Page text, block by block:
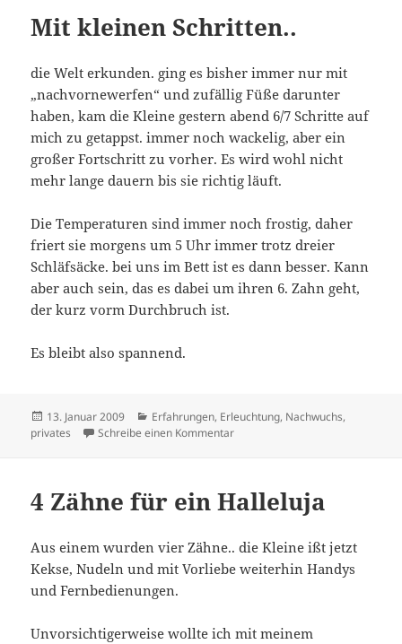
Mit kleinen Schritten..
die Welt erkunden. ging es bisher immer nur mit
„nachvornewerfen“ und zufällig Füße darunter
haben, kam die Kleine gestern abend 6/7 Schritte auf
mich zu getappst. immer noch wackelig, aber ein
großer Fortschritt zu vorher. Es wird wohl nicht
mehr lange dauern bis sie richtig läuft.
Die Temperaturen sind immer noch frostig, daher
friert sie morgens um 5 Uhr immer trotz dreier
Schläfsäcke. bei uns im Bett ist es dann besser. Kann
aber auch sein, das es dabei um ihren 6. Zahn geht,
der kurz vorm Durchbruch ist.
Es bleibt also spannend.
Veröffentlicht
am
13. Januar 2009 Kategorien
Erfahrungen, Erleuchtung, Nachwuchs,
privates
Schreibe einen Kommentarzu Mit kleinen Schritten..
4 Zähne für ein Halleluja
Aus einem wurden vier Zähne.. die Kleine ißt jetzt
Kekse, Nudeln und mit Vorliebe weiterhin Handys
und Fernbedienungen.
Unvorsichtigerweise wollte ich mit meinem